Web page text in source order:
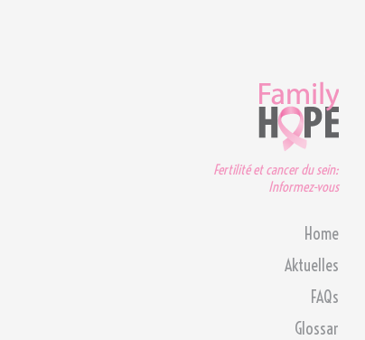
Fertilité et cancer du sein:
Informez-vous
Home
Aktuelles
FAQs
Glossar